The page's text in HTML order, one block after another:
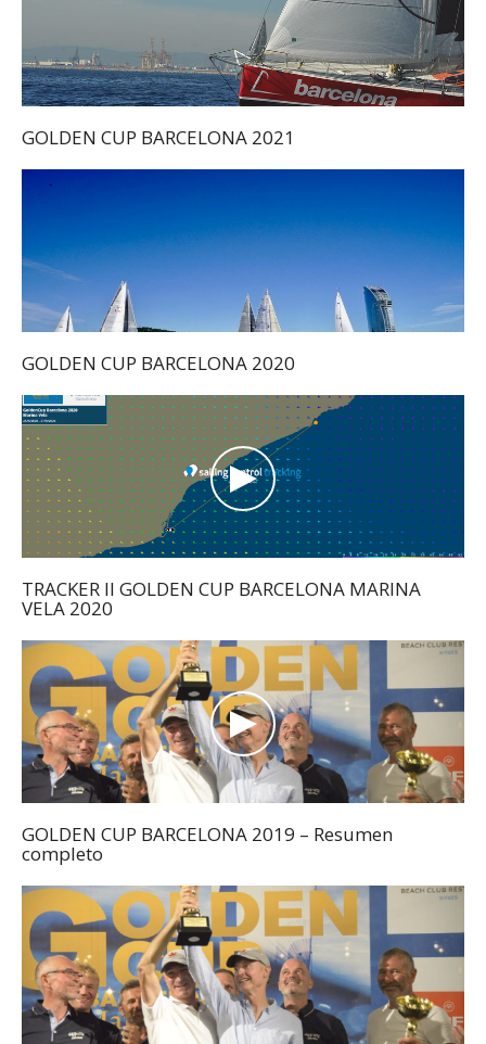
GOLDEN CUP BARCELONA 2021
GOLDEN CUP BARCELONA 2020
TRACKER II GOLDEN CUP BARCELONA MARINA
VELA 2020
GOLDEN CUP BARCELONA 2019 – Resumen
completo